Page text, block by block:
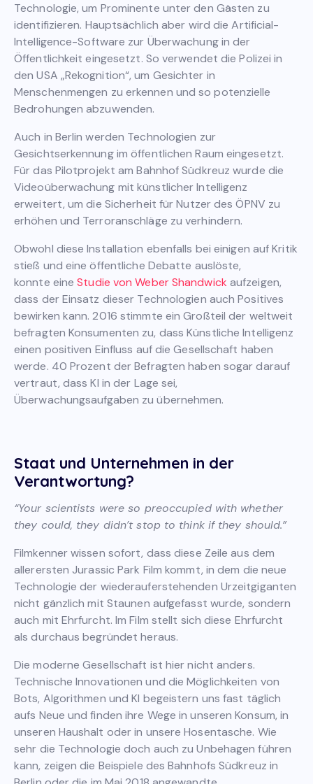
Technologie, um Prominente unter den Gästen zu
identifizieren. Hauptsächlich aber wird die Artificial-
Intelligence-Software zur Überwachung in der
Öffentlichkeit eingesetzt. So verwendet die Polizei in
den USA „Rekognition“, um Gesichter in
Menschenmengen zu erkennen und so potenzielle
Bedrohungen abzuwenden.
Auch in Berlin werden Technologien zur
Gesichtserkennung im öffentlichen Raum eingesetzt.
Für das Pilotprojekt am Bahnhof Südkreuz wurde die
Videoüberwachung mit künstlicher Intelligenz
erweitert, um die Sicherheit für Nutzer des ÖPNV zu
erhöhen und Terroranschläge zu verhindern.
Obwohl diese Installation ebenfalls bei einigen auf Kritik
stieß und eine öffentliche Debatte auslöste,
konnte eineStudie von Weber Shandwick aufzeigen,
dass der Einsatz dieser Technologien auch Positives
bewirken kann. 2016 stimmte ein Großteil der weltweit
befragten Konsumenten zu, dass Künstliche Intelligenz
einen positiven Einfluss auf die Gesellschaft haben
werde. 40 Prozent der Befragten haben sogar darauf
vertraut, dass KI in der Lage sei,
Überwachungsaufgaben zu übernehmen.
Staat und Unternehmen in der
Verantwortung?
“Your scientists were so preoccupied with whether
they could, they didn’t stop to think if they should.”
Filmkenner wissen sofort, dass diese Zeile aus dem
allerersten Jurassic Park Film kommt, in dem die neue
Technologie der wiederauferstehenden Urzeitgiganten
nicht gänzlich mit Staunen aufgefasst wurde, sondern
auch mit Ehrfurcht. Im Film stellt sich diese Ehrfurcht
als durchaus begründet heraus.
Die moderne Gesellschaft ist hier nicht anders.
Technische Innovationen und die Möglichkeiten von
Bots, Algorithmen und KI begeistern uns fast täglich
aufs Neue und finden ihre Wege in unseren Konsum, in
unseren Haushalt oder in unsere Hosentasche. Wie
sehr die Technologie doch auch zu Unbehagen führen
kann, zeigen die Beispiele des Bahnhofs Südkreuz in